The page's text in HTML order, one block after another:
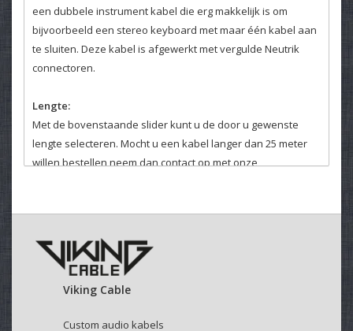
een dubbele instrument kabel die erg makkelijk is om
bijvoorbeeld een stereo keyboard met maar één kabel aan
te sluiten. Deze kabel is afgewerkt met vergulde Neutrik
connectoren.
Lengte:
Met de bovenstaande slider kunt u de door u gewenste
lengte selecteren. Mocht u een kabel langer dan 25 meter
willen bestellen neem dan contact op met onze
Velcro kabelbinder:
Selecteer hierboven of u een kabelbinder bij uw kabel
wenst.
Deze klittenband kabelbinders zijn makkelijk en veelvuldig
te gebruiken.
Viking Cable
Custom audio kabels